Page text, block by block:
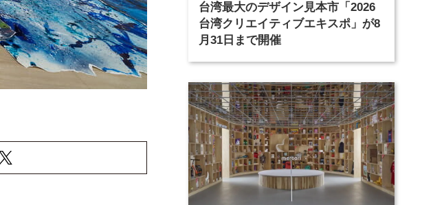
台湾最大のデザイン見本市「2026
台湾クリエイティブエキスポ」が8
月31日まで開催